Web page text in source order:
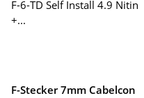
F-Stecker 7mm Cabelcon